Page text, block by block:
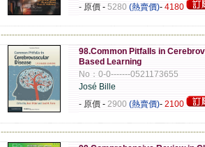
- 原價 - 5280 (熱賣價)- 4180
98.Common Pitfalls in
Based Learning
No：0-0-------0521173655
José Bille
- 原價 - 2900 (熱賣價)- 2100